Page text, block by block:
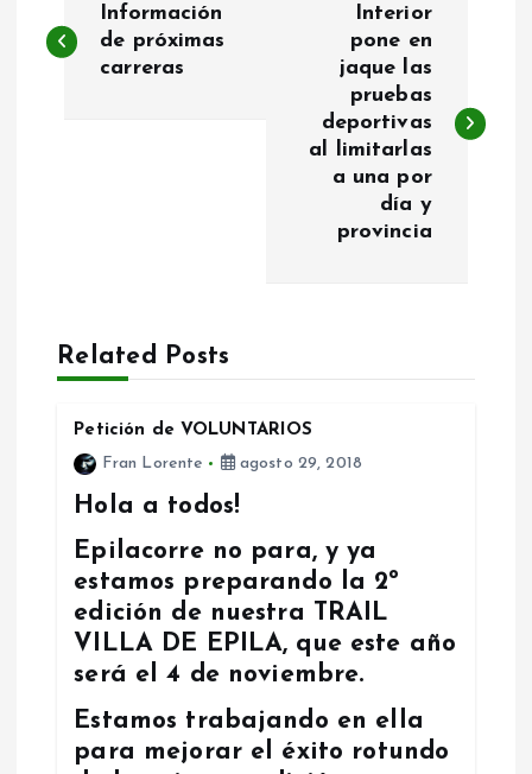
a
c
Información
de próximas
carreras
Interior
pone en
jaque las
pruebas
deportivas
al limitarlas
a una por
día y
provincia
Related Posts
Petición de VOLUNTARIOS
Fran Lorente
agosto 29, 2018
Hola a todos!
Epilacorre no para, y ya
estamos preparando la 2º
edición de nuestra TRAIL
VILLA DE EPILA, que este año
será el 4 de noviembre.
Estamos trabajando en ella
para mejorar el éxito rotundo